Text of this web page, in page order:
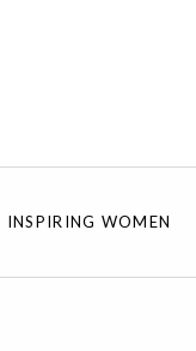
INSPIRING WOMEN